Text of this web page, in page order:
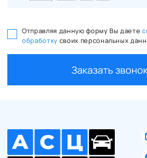
Отправляя данную форму Вы даете
обработку своих персональных
Заказать